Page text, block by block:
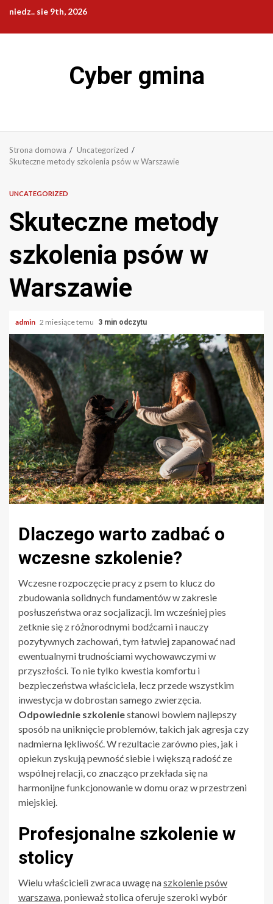
Przejdź
treści
niedz.. sie 9th, 2026
Cyber gmina
Strona domowa
Uncategorized
Skuteczne metody szkolenia psów w Warszawie
UNCATEGORIZED
Skuteczne metody
szkolenia psów w
Warszawie
admin 2 miesiące temu 3 min odczytu
Dlaczego warto zadbać o
wczesne szkolenie?
Wczesne rozpoczęcie pracy z psem to klucz do
zbudowania solidnych fundamentów w zakresie
posłuszeństwa oraz socjalizacji. Im wcześniej pies
zetknie się z różnorodnymi bodźcami i nauczy
pozytywnych zachowań, tym łatwiej zapanować nad
ewentualnymi trudnościami wychowawczymi w
przyszłości. To nie tylko kwestia komfortu i
bezpieczeństwa właściciela, lecz przede wszystkim
inwestycja w dobrostan samego zwierzęcia.
Odpowiednie szkoleniestanowi bowiem najlepszy
sposób na uniknięcie problemów, takich jak agresja czy
nadmierna lękliwość. W rezultacie zarówno pies, jak i
opiekun zyskują pewność siebie i większą radość ze
wspólnej relacji, co znacząco przekłada się na
harmonijne funkcjonowanie w domu oraz w przestrzeni
miejskiej.
Profesjonalne szkolenie w
stolicy
Wielu właścicieli zwraca uwagę naszkolenie psów
warszawa, ponieważ stolica oferuje szeroki wybór